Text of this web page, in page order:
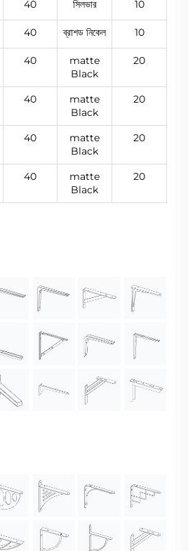
40 সিলভার 10
40 ব্রাশড নিকেল 10
40
matte
Black
20
40
matte
Black
20
40
matte
Black
20
40
matte
Black
20